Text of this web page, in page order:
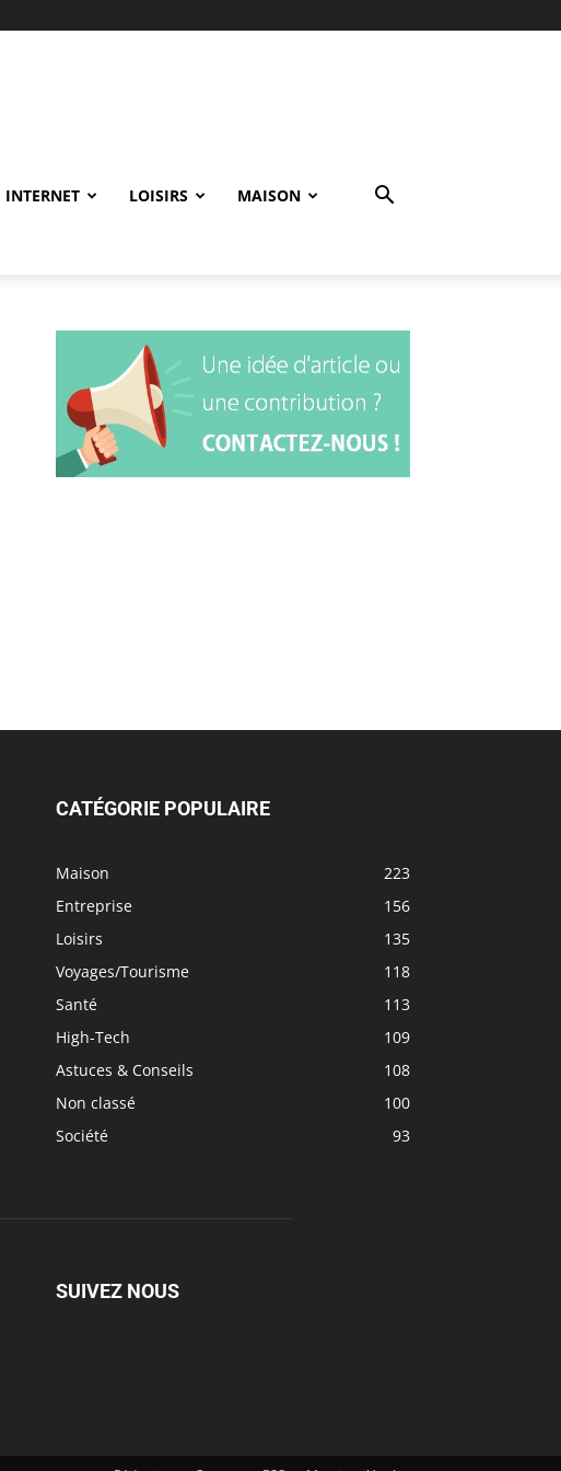
INTERNET LOISIRS MAISON
CATÉGORIE POPULAIRE
Maison
223
Entreprise
156
Loisirs
135
Voyages/Tourisme
118
Santé
113
High-Tech
109
Astuces & Conseils
108
Non classé
100
Société
93
SUIVEZ NOUS